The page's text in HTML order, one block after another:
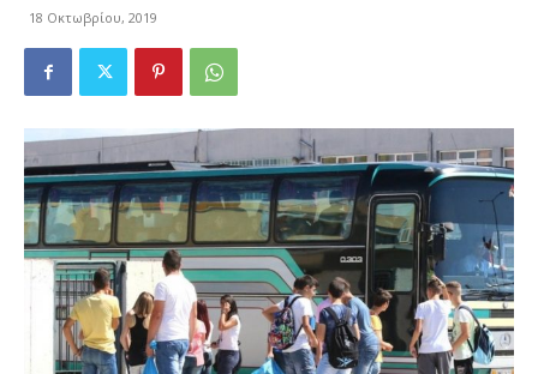
18 Οκτωβρίου, 2019